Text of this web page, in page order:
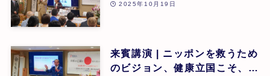
2025年10月19日
来賓講演 | ニッポンを救うため
のビジョン、健康立国こそ、日